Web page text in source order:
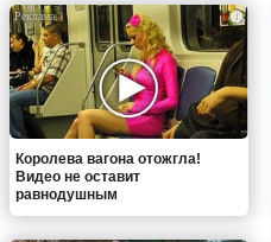
i
Королева вагона отожгла!
Видео не оставит
равнодушным